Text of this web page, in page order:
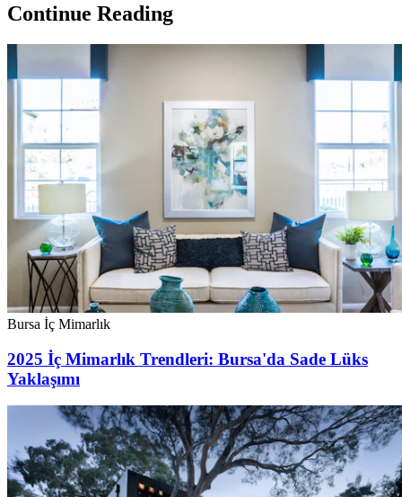
Continue Reading
Bursa İç Mimarlık
2025 İç Mimarlık Trendleri: Bursa'da Sade Lüks
Yaklaşımı